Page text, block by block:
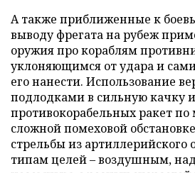
А также приближенные к
выводу фрегата на рубеж
оружия про кораблям
уклоняющимся от удара и
его нанести. Использование
подлодками в сильную качку
противокорабельных ракет
сложной помеховой
стрельбы из артиллерийского
типам целей – воздушным,